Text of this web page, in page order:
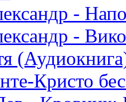
-
-
Кристо